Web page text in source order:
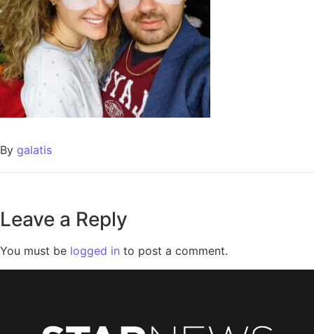
By galatis
Leave a Reply
You must be logged in to post a comment.